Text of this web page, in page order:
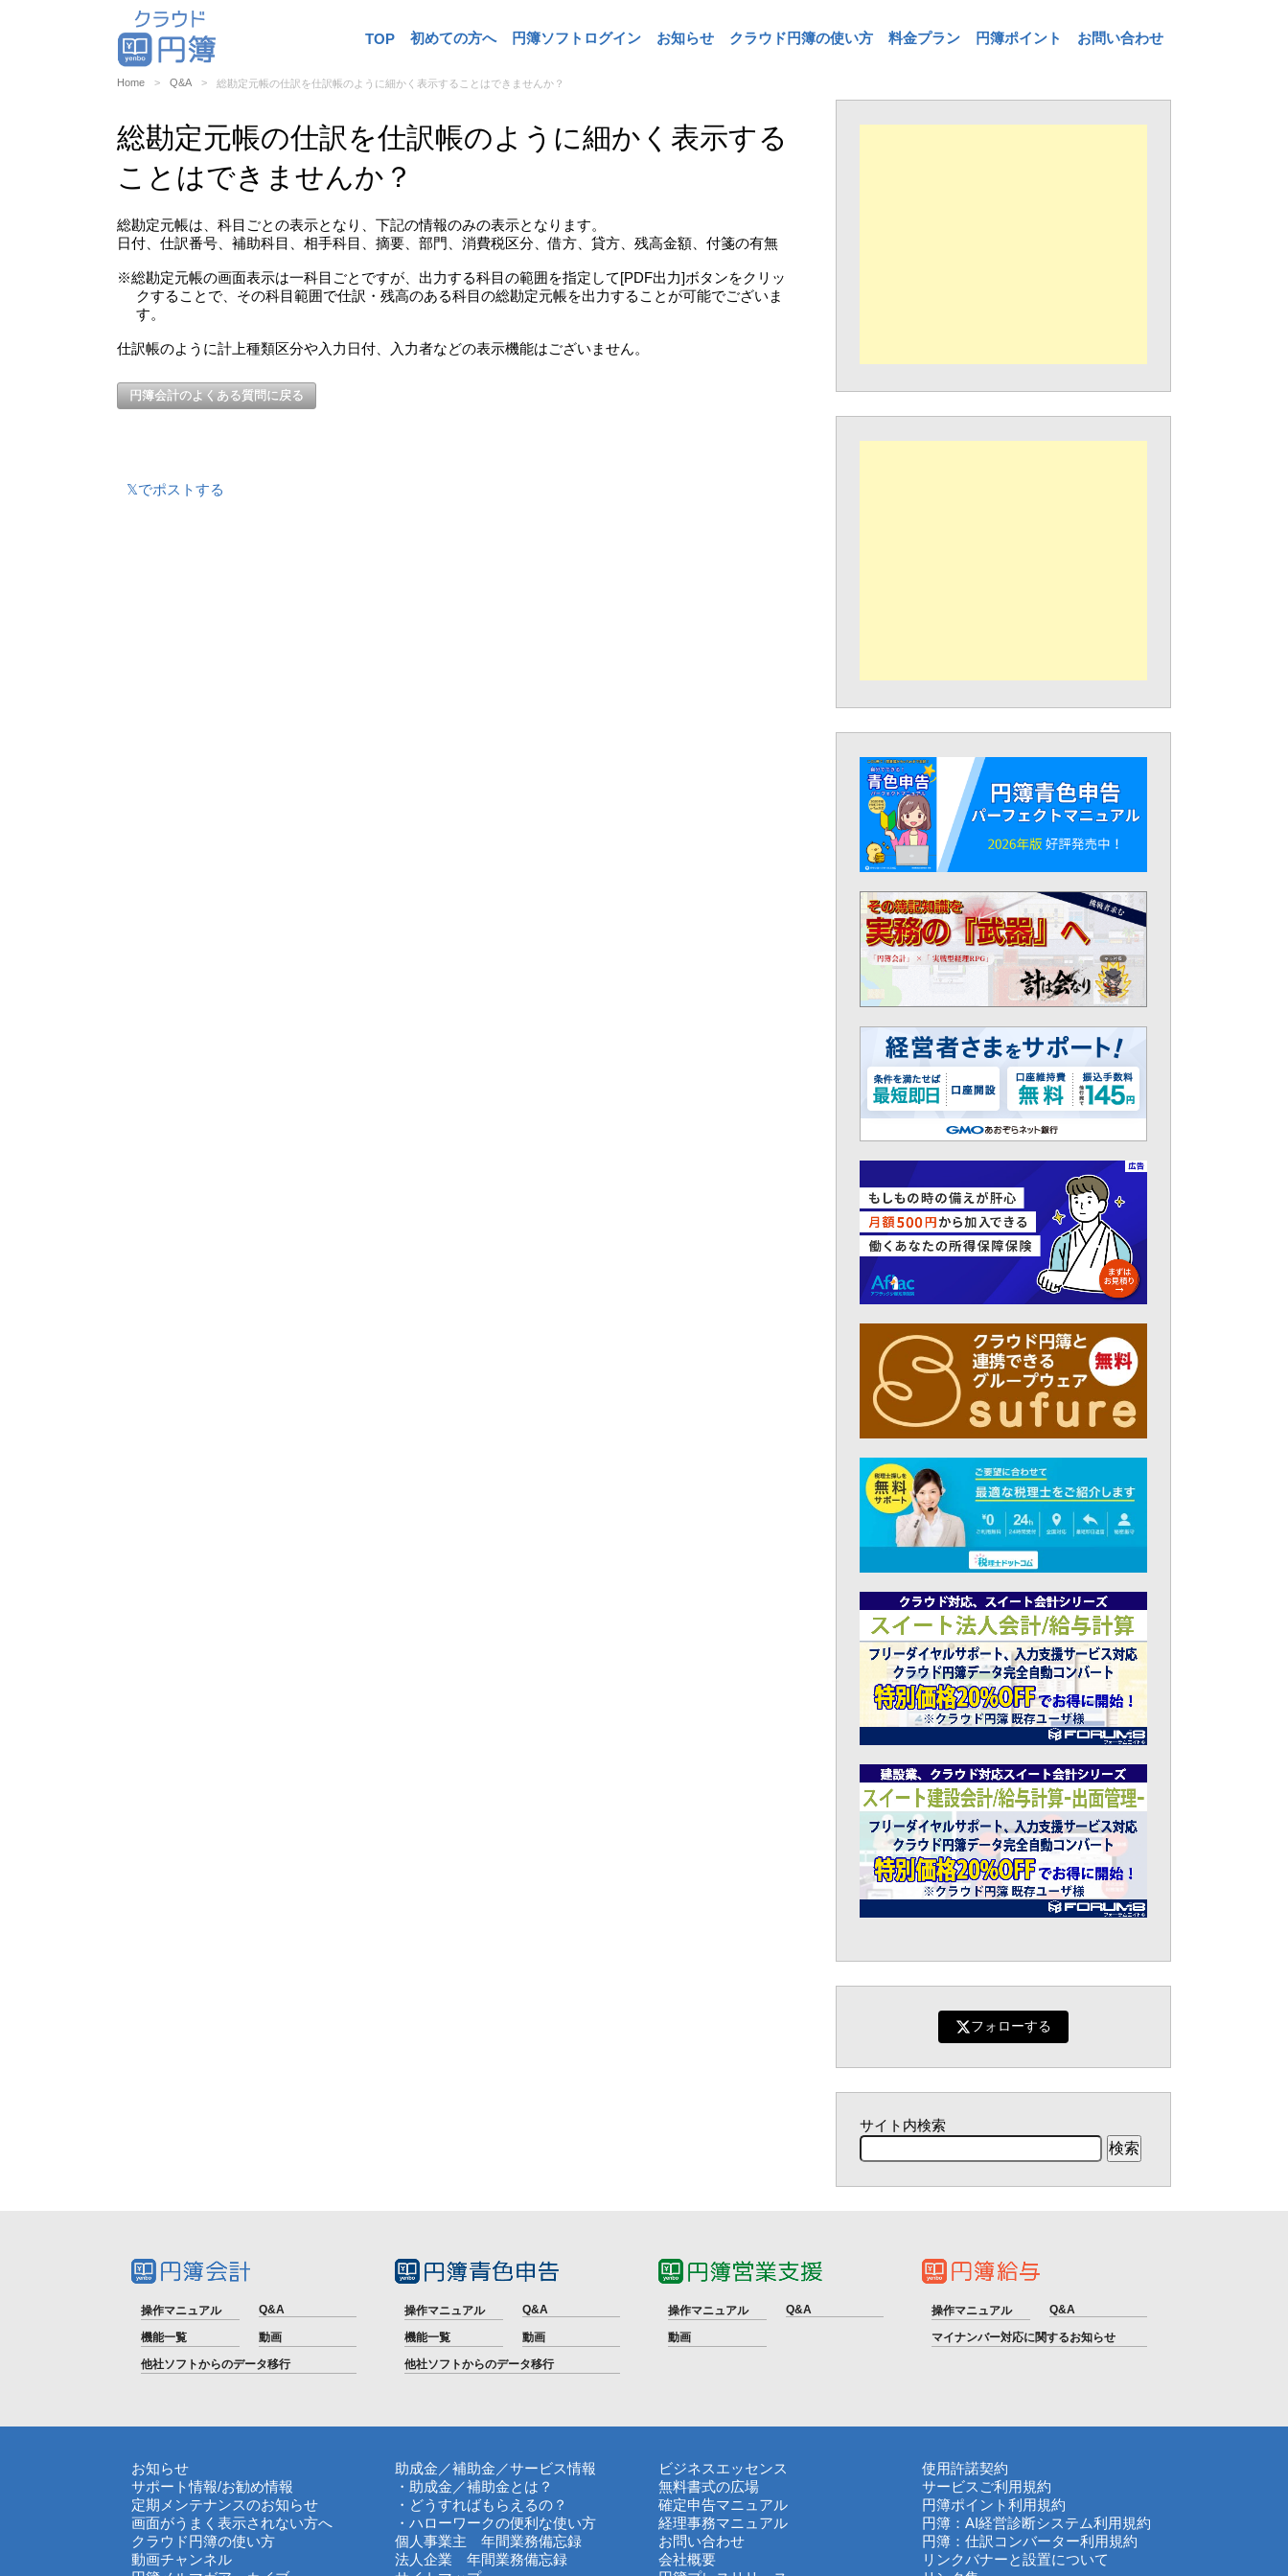
TOP 初めての方へ 円簿ソフトログイン お知らせ クラウド円簿の使い方 料金プラン 円簿ポイント お問い合わせ
Home Q&A 総勘定元帳の仕訳を仕訳帳のように細かく表示することはできませんか？
総勘定元帳の仕訳を仕訳帳のように細かく表示する
ことはできませんか？
総勘定元帳は、科目ごとの表示となり、下記の情報のみの表示となります。
日付、仕訳番号、補助科目、相手科目、摘要、部門、消費税区分、借方、貸方、残高金額、付箋の有無
※総勘定元帳の画面表示は一科目ごとですが、出力する科目の範囲を指定して[PDF出力]ボタンをクリッ
クすることで、その科目範囲で仕訳・残高のある科目の総勘定元帳を出力することが可能でございま
す。
仕訳帳のように計上種類区分や入力日付、入力者などの表示機能はございません。
円簿会計のよくある質問に戻る
𝕏でポストする
フォローする
サイト内検索
操作マニュアル Q&A
機能一覧
動画
他社ソフトからのデータ移行
操作マニュアル Q&A
機能一覧
動画
他社ソフトからのデータ移行
操作マニュアル Q&A
動画
操作マニュアル Q&A
マイナンバー対応に関するお知らせ
お知らせ
サポート情報/お勧め情報
定期メンテナンスのお知らせ
画面がうまく表示されない方へ
クラウド円簿の使い方
動画チャンネル
助成金／補助金／サービス情報
・助成金／補助金とは？
・どうすればもらえるの？
・ハローワークの便利な使い方
個人事業主 年間業務備忘録
法人企業 年間業務備忘録
ビジネスエッセンス
無料書式の広場
確定申告マニュアル
経理事務マニュアル
お問い合わせ
会社概要
使用許諾契約
サービスご利用規約
円簿ポイント利用規約
円簿：AI経営診断システム利用規約
円簿：仕訳コンバーター利用規約
リンクバナーと設置について